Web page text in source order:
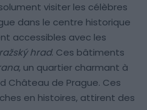
visiter les célèbres
dans le centre historique
accessibles avec les
hrad. Ces bâtiments
, un quartier charmant à
Château de Prague. Ces
en histoires, attirent des